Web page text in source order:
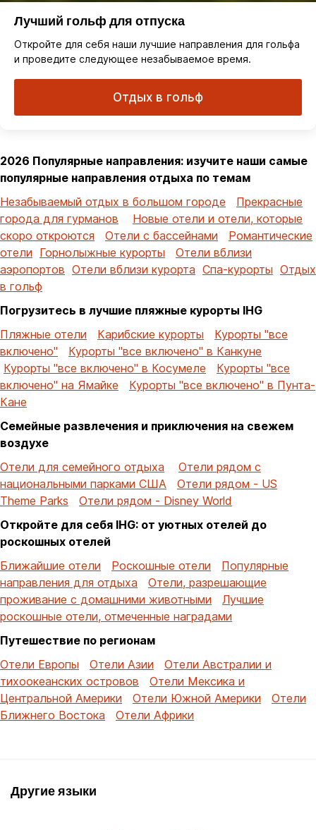
Лучший гольф для отпуска
Откройте для себя наши лучшие направления для гольфа
и проведите следующее незабываемое время.
Отдых в гольф
2026 Популярные направления: изучите наши самые
популярные направления отдыха по темам
Незабываемый отдых в большом городе
Прекрасные
города для гурманов
Новые отели и отели, которые
скоро откроются
Отели с бассейнами
Романтические
отели Горнолыжные курорты
Отели вблизи
аэропортов Отели вблизи курорта Спа-курорты Отдых
в гольф
Погрузитесь в лучшие пляжные курорты IHG
Пляжные отели
Карибские курорты
Курорты "все
включено"
Курорты "все включено" в Канкуне
Курорты "все включено" в Косумеле
Курорты "все
включено" на Ямайке
Курорты "все включено" в Пунта-
Кане
Семейные развлечения и приключения на свежем
воздухе
Отели для семейного отдыха
Отели рядом с
национальными парками США
Отели рядом - US
Theme Parks
Отели рядом - Disney World
Откройте для себя IHG: от уютных отелей до
роскошных отелей
Ближайшие отели
Роскошные отели
Популярные
направления для отдыха
Отели, разрешающие
проживание с домашними животными
Лучшие
роскошные отели, отмеченные наградами
Путешествие по регионам
Отели Европы
Отели Азии
Отели Австралии и
тихоокеанских островов
Отели Мексика и
Центральной Америки
Отели Южной Америки
Отели
Ближнего Востока
Отели Африки
Другие языки